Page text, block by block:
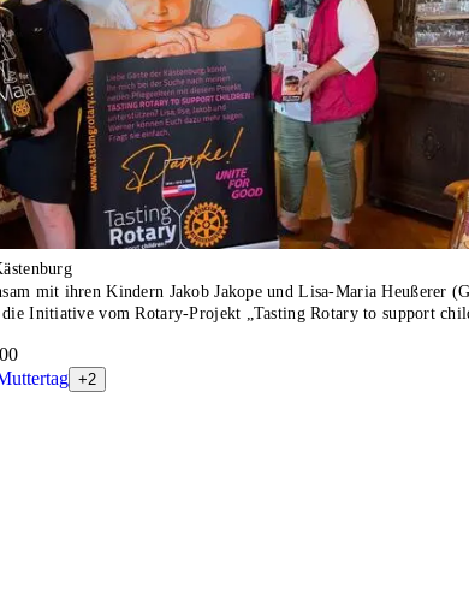
mit ihren Kindern Jakob Jakope und Lisa-Maria Heußerer
Initiative vom Rotary-Projekt „Tasting Rotary to support
+2